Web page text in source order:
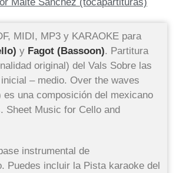
MIDI, MP3 y KARAOKE para
y Fagot (Bassoon). Partitura
original) del Vals Sobre las
– medio. Over the waves
es una composición del mexicano
Sheet Music for Cello and
instrumental de
Puedes incluir la Pista karaoke del